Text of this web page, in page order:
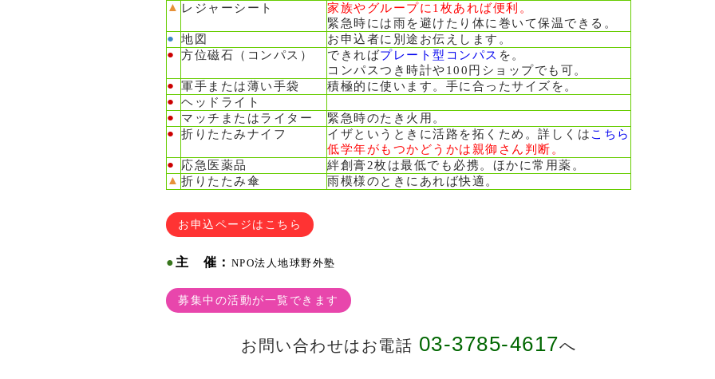
▲ レジャーシート
家族やグループに1枚あれば便利。
緊急時には雨を避けたり体に巻いて保温できる。
●
地図
お申込者に別途お伝えします。
●
方位磁石（コンパス） できればプレート型コンパス を。
コンパスつき時計や100円ショップでも可。
●
軍手または薄い手袋
積極的に使います。手に合ったサイズを。
●
ヘッドライト
●
マッチまたはライター
緊急時のたき火用。
●
折りたたみナイフ イザというときに活路を拓くため。詳しくは こちら
低学年がもつかどうかは親御さん判断。
●
応急医薬品
絆創膏2枚は最低でも必携。ほかに常用薬。
▲ 折りたたみ傘 雨模様のときにあれば快適。
お申込ページはこちら
● 主 催： NPO法人地球野外塾
募集中の活動が一覧できます
お問い合わせはお電話 03-3785-4617へ